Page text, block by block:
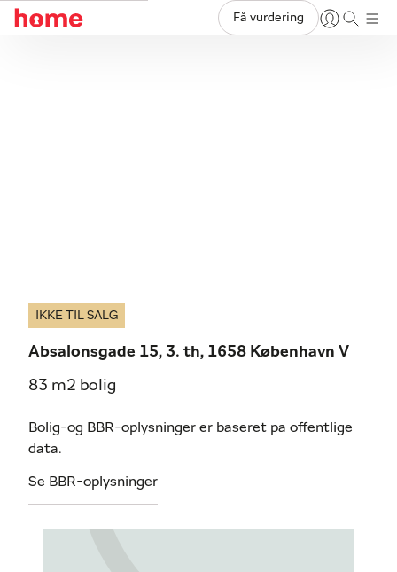
Få vurdering
IKKE TIL SALG
Absalonsgade 15, 3. th, 1658 København V
83 m2 bolig
Bolig-og BBR-oplysninger er baseret pa offentlige
data.
Se BBR-oplysninger